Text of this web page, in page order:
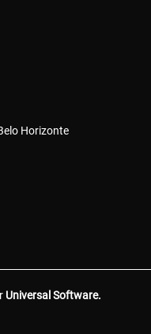
Horizonte
Universal Software.